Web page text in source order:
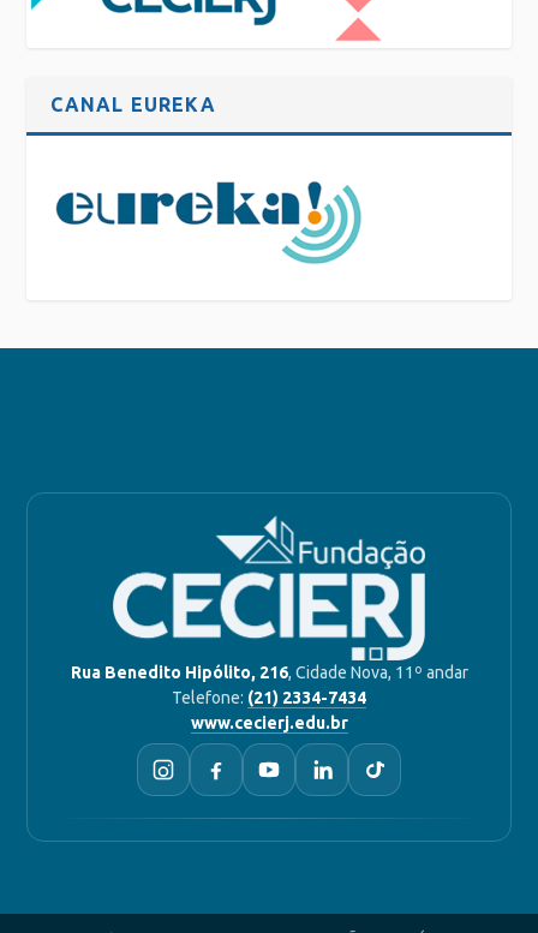
CANAL EUREKA
Rua Benedito Hipólito, 216, Cidade Nova, 11º andar
Telefone: (21) 2334-7434
www.cecierj.edu.br